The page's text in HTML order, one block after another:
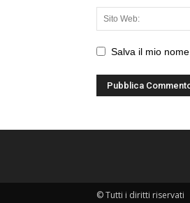
Salva il mio
© Tutti i diritti riservati